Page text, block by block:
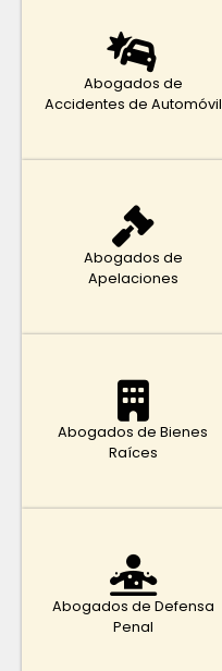
Abogados de
Accidentes de Automóvil
Abogados de
Apelaciones
Abogados de Bienes
Raíces
Abogados de Defensa
Penal